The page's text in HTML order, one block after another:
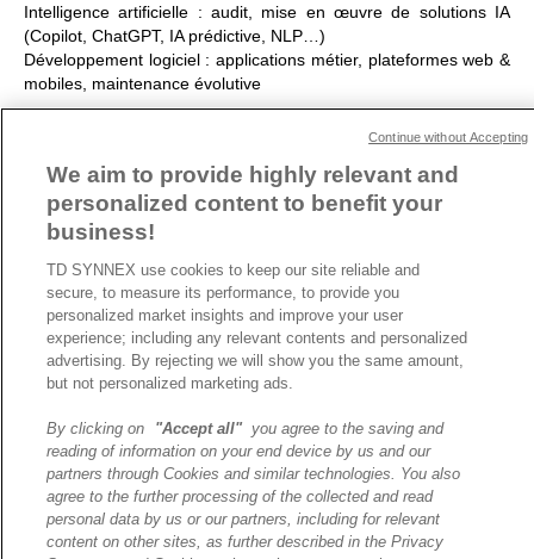
Intelligence artificielle : audit, mise en œuvre de solutions IA
(Copilot, ChatGPT, IA prédictive, NLP…)
Développement logiciel: applications métier, plateformes web &
mobiles, maintenance évolutive
INNOVSI accompagne Microsoft sur le stand TD SYNNEX de
rencontrer les équipes Hall 1, Stand M8.
A propos de TD SYNNEX
Historique
Devenir Client
Contact
Cookies Settings
We aim to provide highly relevant and
personalized content to benefit your
business!
TD SYNNEX use cookies to keep our site reliable and
secure, to measure its performance, to provide you
personalized market insights and improve your user
experience; including any relevant contents and personalized
advertising. By rejecting we will show you the same amount,
but not personalized marketing ads.
By clicking on "Accept all"you agree to the saving and
reading of information on your end device by us and our
partners through Cookies and similar technologies. You also
agree to the further processing of the collected and read
personal data by us or our partners, including for relevant
content on other sites, as further described in the Privacy
Continue without Accepting